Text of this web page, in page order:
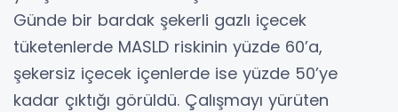
Günde bir bardak şekerli gazlı içecek
tüketenlerde MASLD riskinin yüzde 60’a,
şekersiz içecek içenlerde ise yüzde 50’ye
kadar çıktığı görüldü. Çalışmayı yürüten